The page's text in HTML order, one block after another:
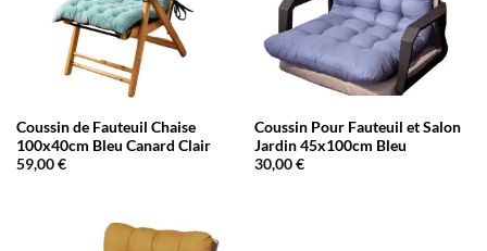
Coussin de Fauteuil Chaise
100x40cm Bleu Canard Clair
59,00€
Coussin Pour Fauteuil et Salon
Jardin 45x100cm Bleu
30,00€